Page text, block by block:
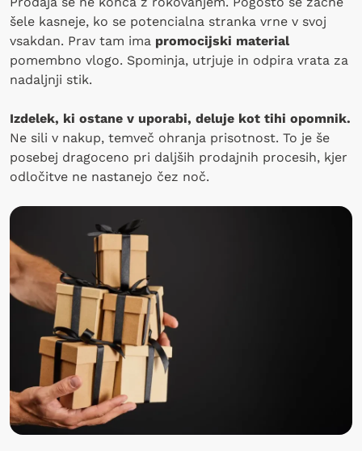
šele kasneje, ko se potencialna stranka vrne v svoj
vsakdan. Prav tam ima promocijski material
pomembno vlogo. Spominja, utrjuje in odpira vrata za
nadaljnji stik.
Izdelek, ki ostane v uporabi, deluje kot tihi opomnik.
Ne sili v nakup, temveč ohranja prisotnost. To je še
posebej dragoceno pri daljših prodajnih procesih, kjer
odločitve ne nastanejo čez noč.